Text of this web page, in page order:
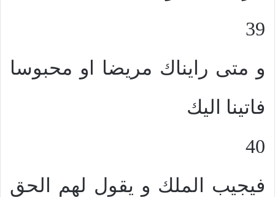
39
و متى رايناك مريضا او محبوسا
فاتينا اليك
40
فيجيب الملك و يقول لهم الحق